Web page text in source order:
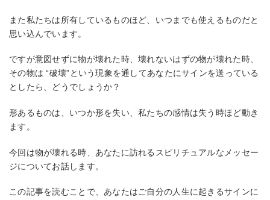
また私たちは所有しているものほど、いつまでも使えるものだと
思い込んでいます。
ですが意図せずに物が壊れた時、壊れないはずの物が壊れた時、
その物は “破壊”という現象を通してあなたにサインを送っている
としたら、どうでしょうか？
形あるものは、いつか形を失い、私たちの感情は失う時ほど動き
ます。
今回は物が壊れる時、あなたに訪れるスピリチュアルなメッセー
ジについてお話します。
この記事を読むことで、あなたはご自分の人生に起きるサインに